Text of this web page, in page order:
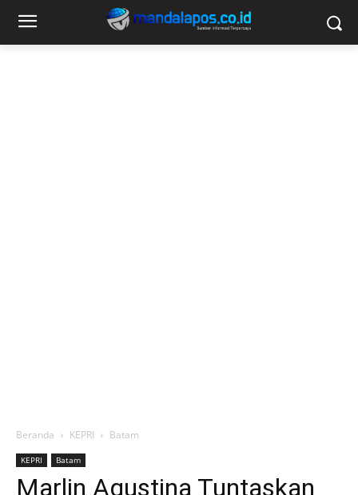
Beranda KEPRI Batam
KEPRI Batam
Marlin Agustina Tuntaskan